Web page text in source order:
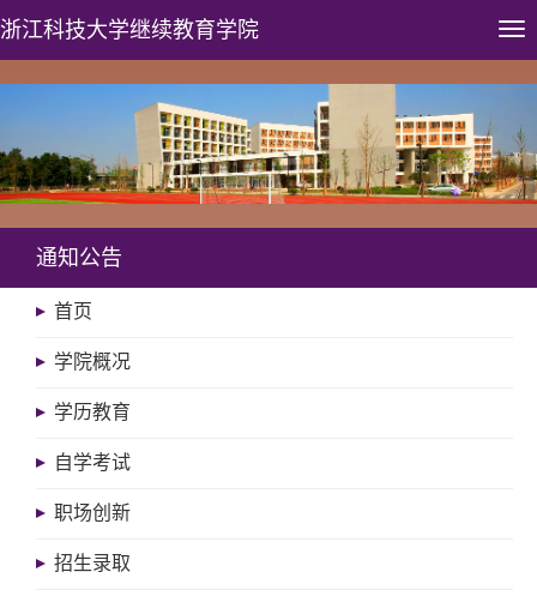
浙江科技大学继续教育学院
通知公告
首页
学院概况
学历教育
自学考试
职场创新
招生录取